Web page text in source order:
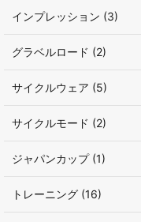
インプレッション (3)
グラベルロード (2)
サイクルウェア (5)
サイクルモード (2)
ジャパンカップ (1)
トレーニング (16)